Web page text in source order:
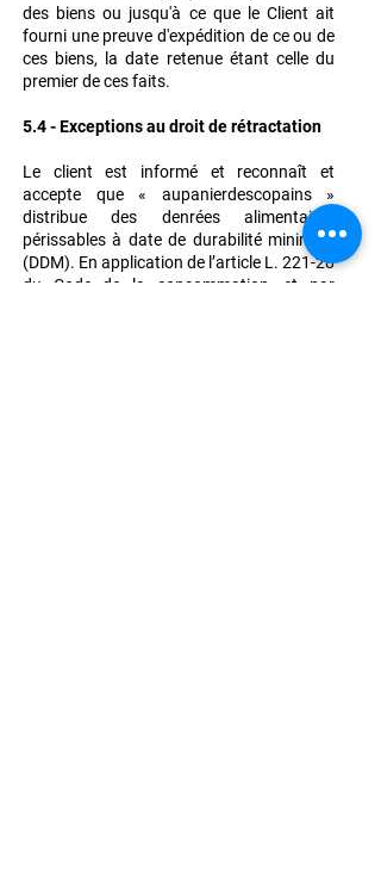
des biens ou jusqu'à ce que le Client ait
fourni une preuve d'expédition de ce ou de
ces biens, la date retenue étant celle du
premier de cesfaits.
5.4 - Exceptions au droit de rétractation
Le client est informé et reconnaît et
accepte que « aupanierdescopains »
distribue des denrées alimentaires
périssables à date de durabilité minimale
(DDM). En application de l’article L. 221-28
du Code de la consommation, et par